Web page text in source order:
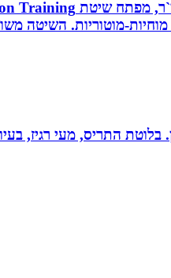
בלוטת התריס, מעי רגיז,